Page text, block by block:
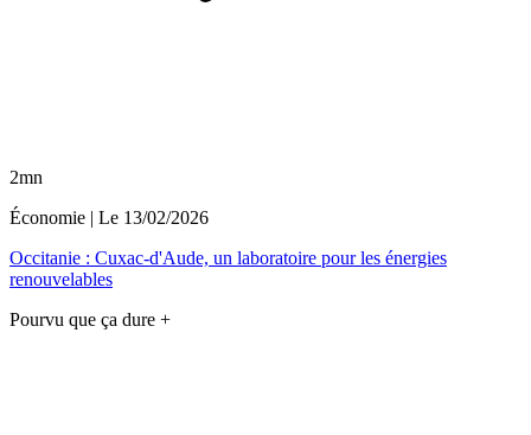
2mn
Économie | Le 13/02/2026
Occitanie : Cuxac-d'Aude, un laboratoire pour les énergies
renouvelables
Pourvu que ça dure +